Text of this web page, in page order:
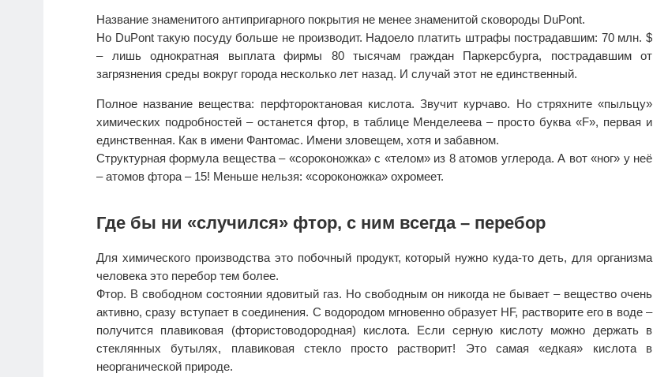
Название знаменитого антипригарного покрытия не менее знаменитой сковороды DuPont.
Но DuPont такую посуду больше не производит. Надоело платить штрафы пострадавшим: 70 млн. $
– лишь однократная выплата фирмы 80 тысячам граждан Паркерсбурга, пострадавшим от
загрязнения среды вокруг города несколько лет назад. И случай этот не единственный.
Полное название вещества: перфтороктановая кислота. Звучит курчаво. Но стряхните «пыльцу»
химических подробностей – останется фтор, в таблице Менделеева – просто буква «F», первая и
единственная. Как в имени Фантомас. Имени зловещем, хотя и забавном.
Структурная формула вещества – «сороконожка» с «телом» из 8 атомов углерода. А вот «ног» у неё
– атомов фтора – 15! Меньше нельзя: «сороконожка» охромеет.
Где бы ни «случился» фтор, с ним всегда – перебор
Для химического производства это побочный продукт, который нужно куда-то деть, для организма
человека это перебор тем более.
Фтор. В свободном состоянии ядовитый газ. Но свободным он никогда не бывает – вещество очень
активно, сразу вступает в соединения. С водородом мгновенно образует HF, растворите его в воде –
получится плавиковая (фтористоводородная) кислота. Если серную кислоту можно держать в
стеклянных бутылях, плавиковая стекло просто растворит! Это самая «едкая» кислота в
неорганической природе.